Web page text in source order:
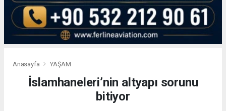
Anasayfa YAŞAM
İslamhaneleri’nin altyapı sorunu
bitiyor